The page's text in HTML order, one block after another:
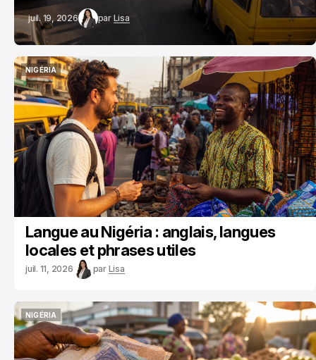
juil. 19, 2026 par Lisa
NIGÉRIA
NIGÉRIA
Langue au Nigéria : anglais, langues
locales et phrases utiles
juil. 11, 2026 par Lisa
NIGÉRIA
NIGÉRIA